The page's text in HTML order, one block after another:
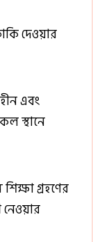
দেওয়ার
এবং
স্থানে
গ্রহণের